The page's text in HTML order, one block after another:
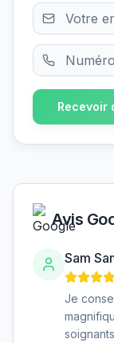
Recevoir
Avis
Sam
Je